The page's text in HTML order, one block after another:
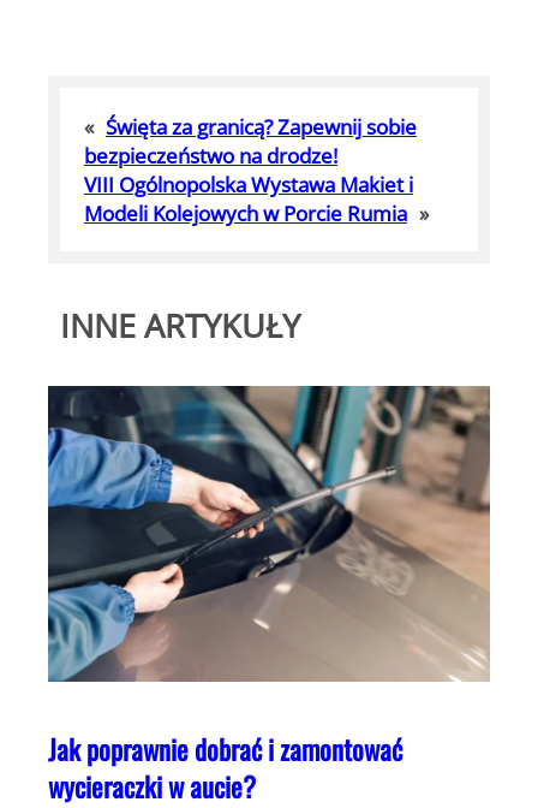
« Święta za granicą? Zapewnij sobie
bezpieczeństwo na drodze!
VIII Ogólnopolska Wystawa Makiet i
Modeli Kolejowych w Porcie Rumia »
INNE ARTYKUŁY
Jak poprawnie dobrać i zamontować
wycieraczki w aucie?